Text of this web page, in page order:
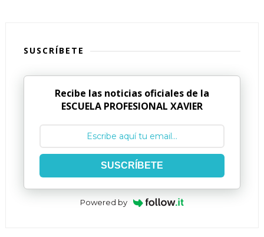
SUSCRÍBETE
Recibe las noticias oficiales de la
ESCUELA PROFESIONAL XAVIER
SUSCRÍBETE
Powered by